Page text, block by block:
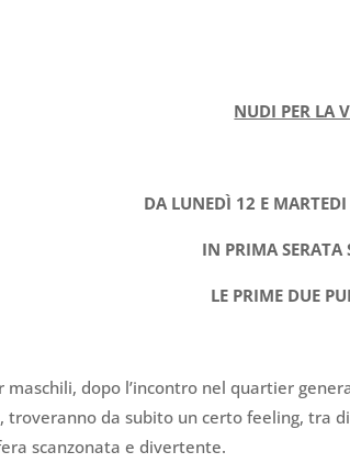
NUDI PER LA
DA LUNEDÌ 12 E MARTEDI
IN PRIMA SERATA
LE PRIME DUE
maschili, dopo l’incontro nel quartier
troveranno da subito un certo feeling, tra
scanzonata e divertente.